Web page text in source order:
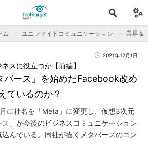
ム ユニファイドコミュニケーション 業界＆
2021年12月1日
バース」を始めたFacebook改め
ているのか？
スに役立つか【前編】
に社名を「Meta」に変更し、仮想3次元
」が今後のビジネスコミュニケーション
んでいる。同社が描くメタバースのコン